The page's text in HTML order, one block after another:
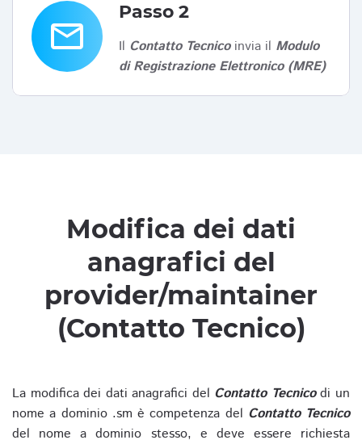
email
Passo 2
Il Contatto Tecnicoinvia il Modulo
di Registrazione Elettronico (MRE)
Modifica dei dati
anagrafici del
provider/maintainer
(Contatto Tecnico)
La modifica dei dati anagrafici del Contatto Tecnicodi un
nome a dominio .sm è competenza del Contatto Tecnico
del nome a dominio stesso, e deve essere richiesta